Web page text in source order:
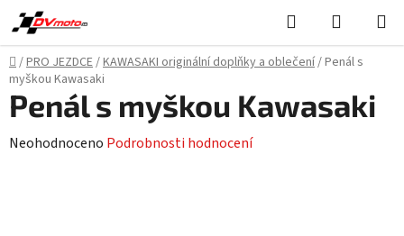
Přejít
na
obsah
Hledat
KOŠÍK
Domů
/PRO JEZDCE/KAWASAKI originální doplňky a oblečení/Penál s
myškou Kawasaki
Penál s myškou Kawasaki
Průměrné
Neohodnoceno Podrobnosti hodnocení